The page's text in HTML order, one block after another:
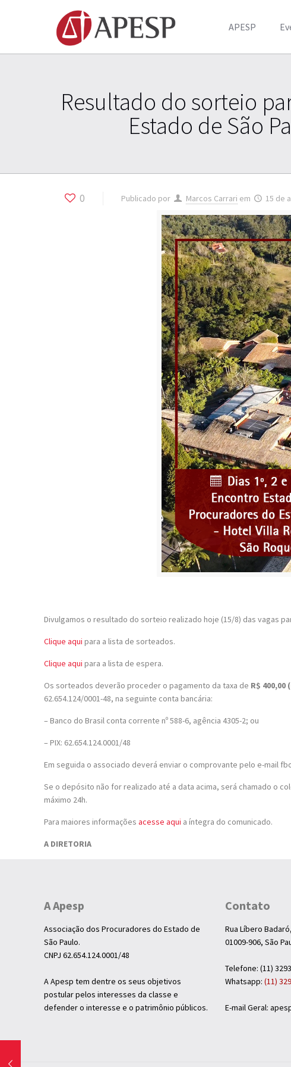
APESP
Resultado do sorteio
Estado de São
0 Publicado por Marcos Carrari em 15 de
Divulgamos o resultado do sorteio realizado hoje (15/8) das vagas
Clique aqui para a lista de sorteados.
Clique aqui para a lista de espera.
Os sorteados deverão proceder o pagamento da taxa de R$ 400,00
62.654.124/0001-48, na seguinte conta bancária:
– Banco do Brasil conta corrente nº 588-6, agência 4305-2; ou
– PIX: 62.654.124.0001/48
Em seguida o associado deverá enviar o comprovante pelo e-mail
Se o depósito não for realizado até a data acima, será chamado o
máximo 24h.
Para maiores informaçõesacesse aqui a íntegra do comunicado.
A DIRETORIA
A Apesp
Associação dos Procuradores do Estado de
São Paulo.
CNPJ 62.654.124.0001/48
A Apesp tem dentre os seus objetivos
postular pelos interesses da classe e
defender o interesse e o patrimônio públicos.
Contato
Rua Líbero
01009-906, São
Telefone: (11)
Whatsapp:(11)
E-mail Geral: